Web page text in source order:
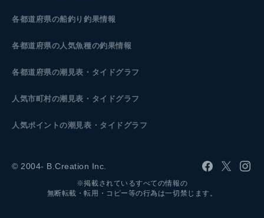
各都道府県の船釣り釣果情報
各都道府県の人気魚種の釣果情報
各都道府県の潮見表 ・タイドグラフ
人気市町村の潮見表・タイドグラフ
人気ポイントの潮見表・タイドグラフ
© 2004- B.Creation Inc.
※掲載されているすべての情報の
無断転載・転用・コピー等の行為は一切禁じます。